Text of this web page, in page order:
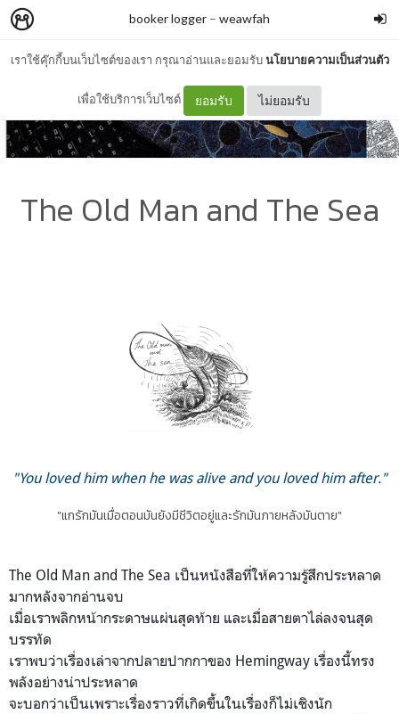
เราใช้คุ๊กกี้บนเว็บไซต์ของเรา กรุณาอ่านและยอมรับนโยบายความเป็นส่วนตัว
เพื่อใช้บริการเว็บไซต์ ยอมรับ ไม่ยอมรับ
booker logger – weawfah
The Old Man and The Sea
"You loved him when he was alive and you loved him after."
"แกรักมันเมื่อตอนมันยังมีชีวิตอยู่และรักมันภายหลังมันตาย"
The Old Man and The Sea เป็นหนังสือที่ให้ความรู้สึกประหลาด
มากหลังจากอ่านจบ
เมื่อเราพลิกหน้ากระดาษแผ่นสุดท้าย และเมื่อสายตาไล่ลงจนสุด
บรรทัด
เราพบว่าเรื่องเล่าจากปลายปากกาของ Hemingway เรื่องนี้ทรง
พลังอย่างน่าประหลาด
จะบอกว่าเป็นเพราะเรื่องราวที่เกิดขึ้นในเรื่องก็ไม่เชิงนัก